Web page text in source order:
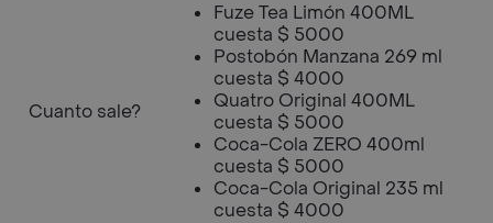
Cuanto sale?
Fuze Tea Limón 400ML
cuesta $ 5000
Postobón Manzana 269 ml
cuesta $ 4000
Quatro Original 400ML
cuesta $ 5000
Coca-Cola ZERO 400ml
cuesta $ 5000
Coca-Cola Original 235 ml
cuesta $ 4000